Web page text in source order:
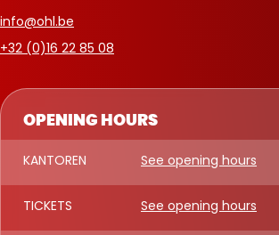
OPENING HOURS
KANTOREN See opening hours
TICKETS See opening hours
info@ohl.be
+32 (0)16 22 85 08